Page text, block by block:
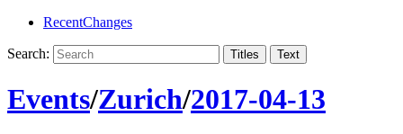
RecentChanges
Search:
Events/Zurich/2017-04-13